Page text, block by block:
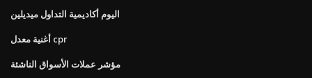
اليوم أكاديمية التداول ميديلين
أغنية معدل cpr
مؤشر عملات الأسواق الناشئة